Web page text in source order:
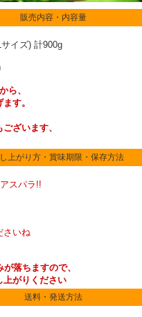
販売内容・内容量
イズ) 計900g
ら、
す。
ざいます、
上がり方・賞味期限・保存方法
スパラ!!
さいね
落ちますので、
上がりください
送料・発送方法